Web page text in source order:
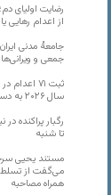
رضایت اولیای
از اعدام رهایی
جامعهٔ مدنی
جمعی و ویرانی‌ها
ثبت ۷۱
سال ۲۰۲۶ به دست‌کم ۴۴۴ نفر رسید
رگبار پراکنده
تا شنبه
مستند یحیی
می‌گفت از تسلط
همراه مصاحبه